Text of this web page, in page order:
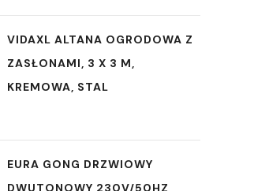
VIDAXL ALTANA OGRODOWA Z
ZASŁONAMI, 3 X 3 M,
KREMOWA, STAL
EURA GONG DRZWIOWY
DWUTONOWY 230V/50HZ